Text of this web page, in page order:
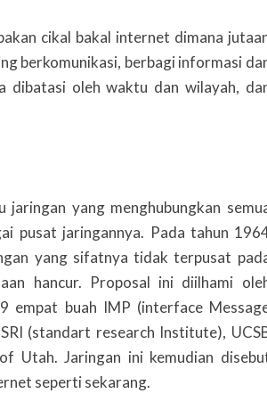
cikal bakal internet dimana
berkomunikasi, berbagi informasi
dibatasi oleh waktu dan wilayah,
yang menghubungkan
pusat jaringannya. Pada tahun
yang sifatnya tidak terpusat
hancur. Proposal ini diilhami
empat buah IMP (interface
(standart research Institute),
of Utah.Jaringan ini kemudian
seperti sekarang.